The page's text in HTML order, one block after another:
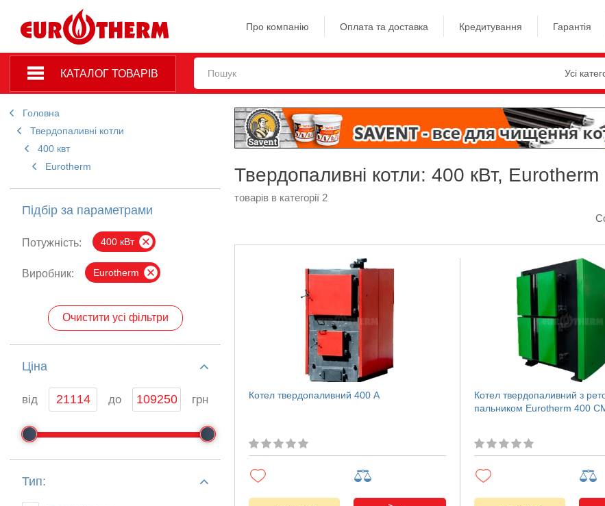
Про компанію Оплата та доставка Кредитування Гарантія
КАТАЛОГ ТОВАРІВ Усі
Головна
Твердопаливні котли
400 квт
Eurotherm
Підбір за параметрами
Потужність: 400 кВт
Виробник: Eurotherm
Очистити усі фільтри
Ціна
від до грн
Тип:
Твердопаливні котли: 400 кВт, Eurotherm
товарів в категорії 2
Котел твердопаливний 400 A
Котел твердопаливний з
пальником Eurotherm 400